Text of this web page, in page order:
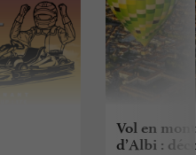
Vol en
d’Albi :